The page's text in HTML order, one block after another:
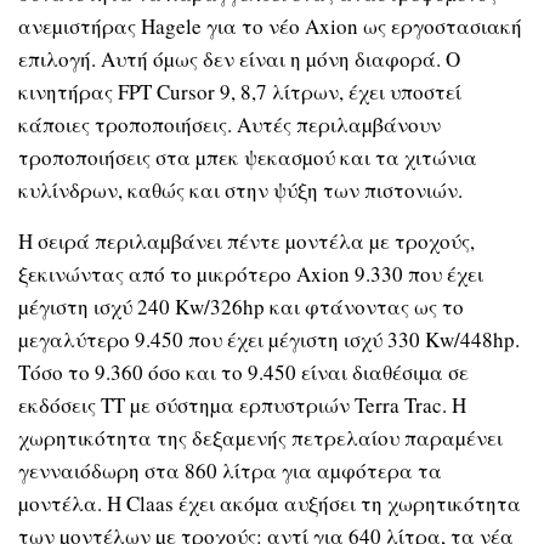
ανεµιστήρας Hagele για το νέο Axion ως εργοστασιακή
επιλογή. Αυτή όµως δεν είναι η µόνη διαφορά. Ο
κινητήρας FPT Cursor 9, 8,7 λίτρων, έχει υποστεί
κάποιες τροποποιήσεις. Αυτές περιλαµβάνουν
τροποποιήσεις στα µπεκ ψεκασµού και τα χιτώνια
κυλίνδρων, καθώς και στην ψύξη των πιστονιών.
Η σειρά περιλαµβάνει πέντε µοντέλα µε τροχούς,
ξεκινώντας από το µικρότερο Axion 9.330 που έχει
µέγιστη ισχύ 240 Kw/326hp και φτάνοντας ως το
µεγαλύτερο 9.450 που έχει µέγιστη ισχύ 330 Kw/448hp.
Τόσο το 9.360 όσο και το 9.450 είναι διαθέσιµα σε
εκδόσεις ΤΤ µε σύστηµα ερπυστριών Terra Trac. Η
χωρητικότητα της δεξαµενής πετρελαίου παραµένει
γενναιόδωρη στα 860 λίτρα για αµφότερα τα
µοντέλα. Η Claas έχει ακόµα αυξήσει τη χωρητικότητα
των µοντέλων µε τροχούς: αντί για 640 λίτρα, τα νέα